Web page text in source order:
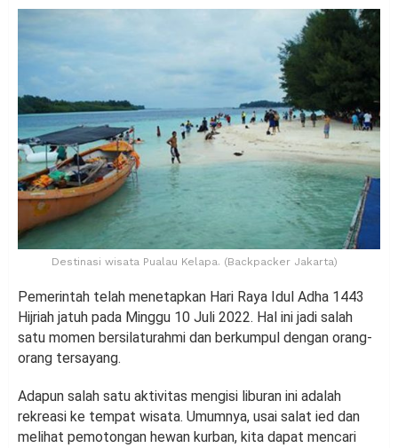
Destinasi wisata Pualau Kelapa. (Backpacker Jakarta)
Pemerintah telah menetapkan Hari Raya Idul Adha 1443
Hijriah jatuh pada Minggu 10 Juli 2022. Hal ini jadi salah
satu momen bersilaturahmi dan berkumpul dengan orang-
orang tersayang.
Adapun salah satu aktivitas mengisi liburan ini adalah
rekreasi ke tempat wisata. Umumnya, usai salat ied dan
melihat pemotongan hewan kurban, kita dapat mencari